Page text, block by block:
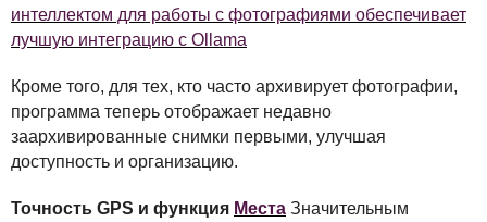
интеллектом для работы с фотографиями обеспечивает
лучшую интеграцию с Ollama
Кроме того, для тех, кто часто архивирует фотографии,
программа теперь отображает недавно
заархивированные снимки первыми, улучшая
доступность и организацию.
Точность GPS и функция Места Значительным